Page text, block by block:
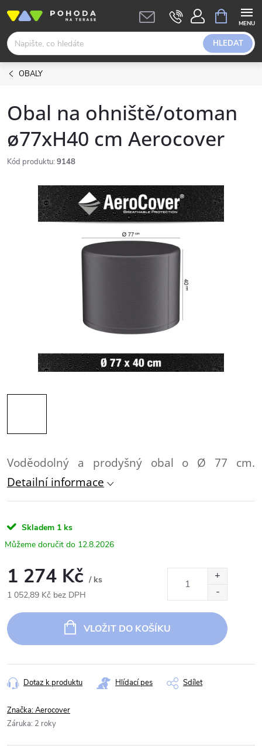
obsah
HLEDAT
NÁKUPNÍ
KOŠÍK
OBALY
Obal na ohniště/otoman
ø77xH40 cm Aerocover
Kód produktu: 9148
Voděodolný a prodyšný obal o Ø 77 cm.
Detailní informace
Skladem 1 ks
12.8.2026
1 274 Kč / ks
1 052,89 Kč bez DPH
cena:
VLOŽIT DO KOŠÍKU
Dotaz k produktu Hlídací pes Sdílet
Značka:Aerocover
Záruka: 2 roky